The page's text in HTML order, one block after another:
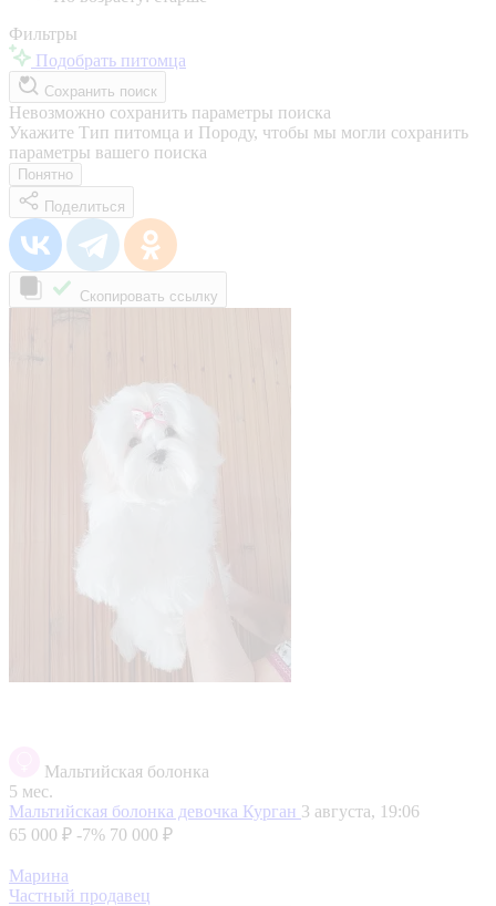
Фильтры
Подобрать питомца
Сохранить поиск
Невозможно сохранить параметры поиска
Укажите Тип питомца и Породу, чтобы мы могли сохранить
параметры вашего поиска
Понятно
Поделиться
Скопировать ссылку
Мальтийская болонка
5 мес.
Мальтийская болонка девочка Курган 3 августа, 19:06
65 000 ₽ -7% 70 000 ₽
Марина
Частный продавец